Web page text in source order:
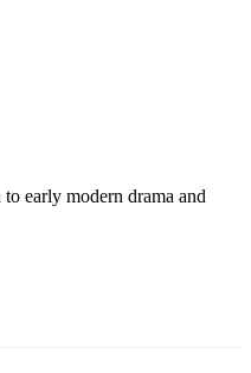
early modern drama and